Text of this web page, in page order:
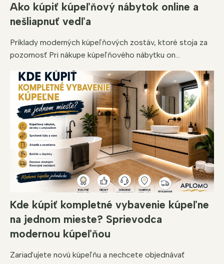
Ako kúpiť kúpeľňový nábytok online a
nešliapnuť vedľa
Príklady moderných kúpeľňových zostáv, ktoré stoja za
pozornosť Pri nákupe kúpeľňového nábytku on...
Kde kúpiť kompletné vybavenie kúpeľne
na jednom mieste? Sprievodca
modernou kúpeľňou
Zariaďujete novú kúpeľňu a nechcete objednávať